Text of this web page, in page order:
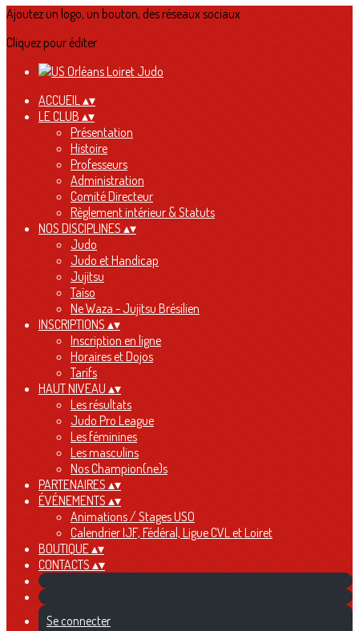
Ajoutez un logo, un bouton, des réseaux sociaux
Cliquez pour éditer
ACCUEIL▴▾
LE CLUB ▴▾
Présentation
Histoire
Professeurs
Administration
Comité Directeur
Règlement intérieur & Statuts
NOS DISCIPLINES ▴▾
Judo
Judo et Handicap
Jujitsu
Taïso
Ne Waza - Jujitsu Brésilien
INSCRIPTIONS ▴▾
Inscription en ligne
Horaires et Dojos
Tarifs
HAUT NIVEAU ▴▾
Les résultats
Judo Pro League
Les féminines
Les masculins
Nos Champion(ne)s
PARTENAIRES ▴▾
ÉVÉNEMENTS ▴▾
Animations / Stages USO
Calendrier IJF, Fédéral, Ligue CVL et Loiret
BOUTIQUE▴▾
CONTACTS ▴▾
Se connecter